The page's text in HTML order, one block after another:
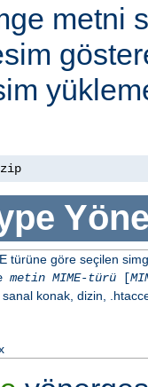
metni
türüne göre seçilen
metin MIME-türü[
konak, dizin,